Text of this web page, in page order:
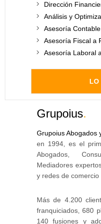
Dirección
Análisis y
Asesoría
Asesoría Fiscal a
Asesoría Laboral
LO
Grupoius.
Grupoius Abogados
en 1994, es el
Abogados,
Mediadores
y redes de comercio
Más de 4.200
franquiciados, 680
140 fusiones y